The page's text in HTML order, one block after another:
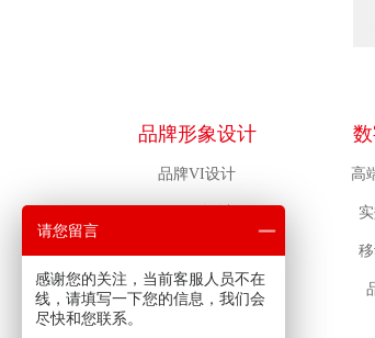
品牌形象设计
品牌VI设计
吉祥物设计
高
请您留言
感谢您的关注，当前客服人员不在
线，请填写一下您的信息，我们会
尽快和您联系。